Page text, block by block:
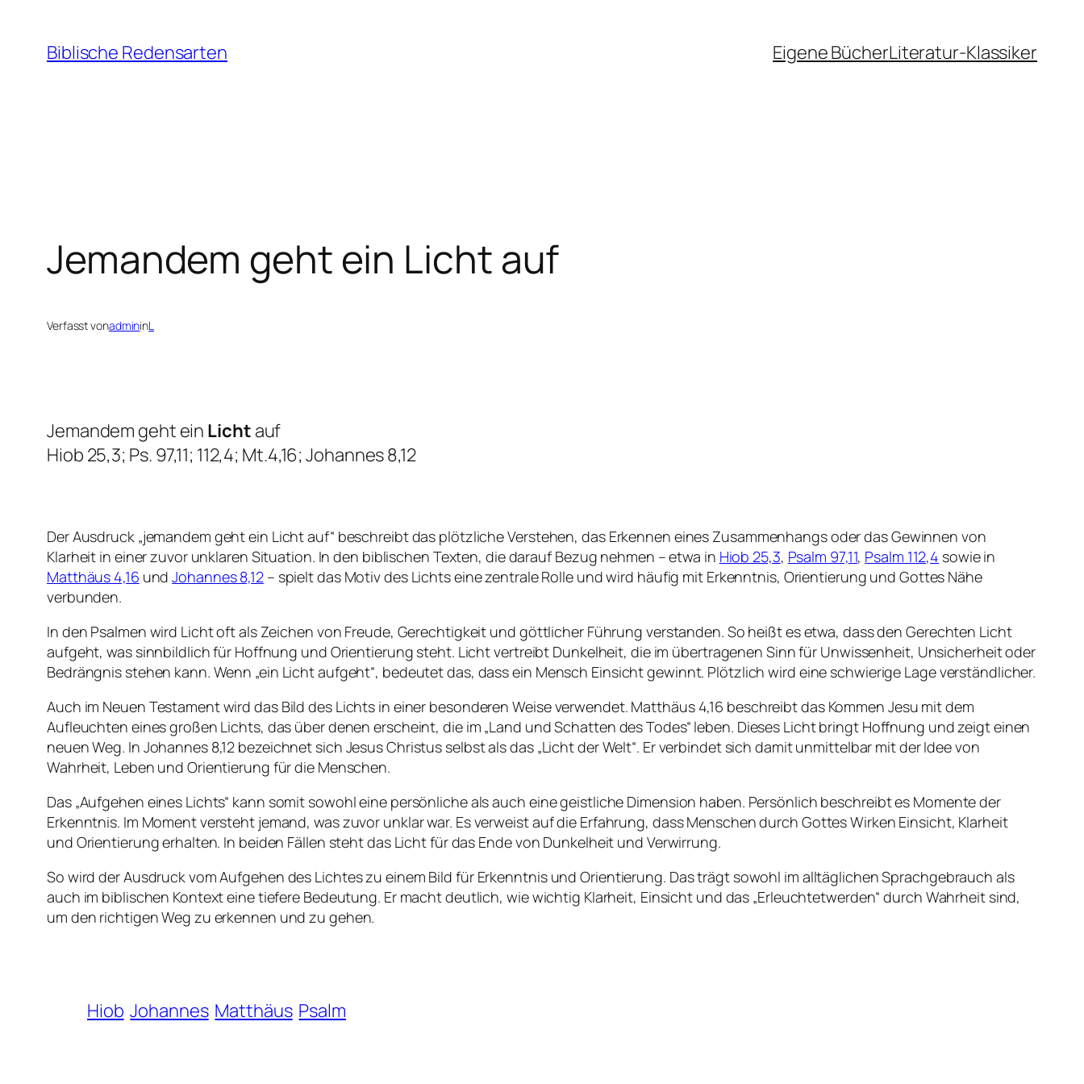
Inhalt
springen
Biblische Redensarten Eigene BücherLiteratur-Klassiker
Jemandem geht ein Licht auf
Verfasst vonadmininL
Jemandem geht ein Licht auf
Hiob 25,3; Ps. 97,11; 112,4; Mt.4,16; Johannes 8,12
Der Ausdruck „jemandem geht ein Licht auf“ beschreibt das plötzliche Verstehen, das Erkennen eines Zusammenhangs oder das Gewinnen von
Klarheit in einer zuvor unklaren Situation. In den biblischen Texten, die darauf Bezug nehmen – etwa in Hiob 25,3, Psalm 97,11, Psalm 112,4 sowie in
Matthäus 4,16 undJohannes 8,12– spielt das Motiv des Lichts eine zentrale Rolle und wird häufig mit Erkenntnis, Orientierung und Gottes Nähe
verbunden.
In den Psalmen wird Licht oft als Zeichen von Freude, Gerechtigkeit und göttlicher Führung verstanden. So heißt es etwa, dass den Gerechten Licht
aufgeht, was sinnbildlich für Hoffnung und Orientierung steht. Licht vertreibt Dunkelheit, die im übertragenen Sinn für Unwissenheit, Unsicherheit oder
Bedrängnis stehen kann. Wenn „ein Licht aufgeht“, bedeutet das, dass ein Mensch Einsicht gewinnt. Plötzlich wird eine schwierige Lage verständlicher.
Auch im Neuen Testament wird das Bild des Lichts in einer besonderen Weise verwendet. Matthäus 4,16 beschreibt das Kommen Jesu mit dem
Aufleuchten eines großen Lichts, das über denen erscheint, die im „Land und Schatten des Todes“ leben. Dieses Licht bringt Hoffnung und zeigt einen
neuen Weg. In Johannes 8,12 bezeichnet sich Jesus Christus selbst als das „Licht der Welt“. Er verbindet sich damit unmittelbar mit der Idee von
Wahrheit, Leben und Orientierung für die Menschen.
Das „Aufgehen eines Lichts“ kann somit sowohl eine persönliche als auch eine geistliche Dimension haben. Persönlich beschreibt es Momente der
Erkenntnis. Im Moment versteht jemand, was zuvor unklar war. Es verweist auf die Erfahrung, dass Menschen durch Gottes Wirken Einsicht, Klarheit
und Orientierung erhalten. In beiden Fällen steht das Licht für das Ende von Dunkelheit und Verwirrung.
So wird der Ausdruck vom Aufgehen des Lichtes zu einem Bild für Erkenntnis und Orientierung. Das trägt sowohl im alltäglichen Sprachgebrauch als
auch im biblischen Kontext eine tiefere Bedeutung. Er macht deutlich, wie wichtig Klarheit, Einsicht und das „Erleuchtetwerden“ durch Wahrheit sind,
um den richtigen Weg zu erkennen und zu gehen.
Hiob Johannes Matthäus Psalm